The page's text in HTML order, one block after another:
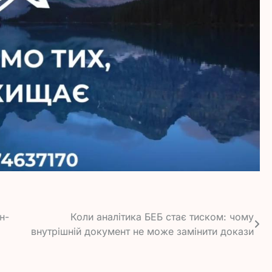
Коли аналітика БЕБ стає тиском: чому
внутрішній документ не може замінити докази